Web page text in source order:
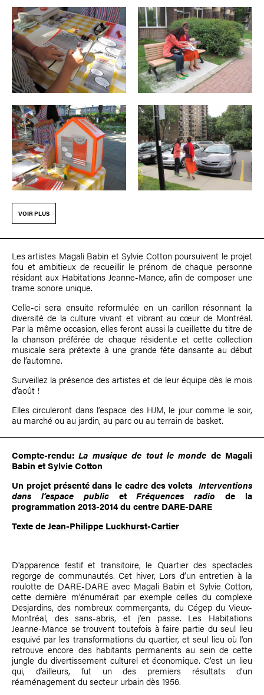
VOIR PLUS
Les artistes Magali Babin etSylvie Cottonpoursuivent le projet
fou et ambitieux de recueillir le prénom de chaque personne
résidant aux Habitations Jeanne-Mance, afin de composer une
trame sonore unique.
Celle-ci sera ensuite reformulée en un carillon résonnant la
diversité de la culture vivant et vibrant au cœur de Montréal.
Par la même occasion, elles feront aussi la cueillette du titre de
la chanson préférée de chaque résident.e et cette collection
musicale sera prétexte à une grande fête dansante au début
de l’automne.
Surveillez la présence des artistes et de leur équipe dès le mois
d’août !
Elles circuleront dans l’espace des HJM, le jour comme le soir,
au marché ou au jardin, au parc ou au terrain de basket.
Compte-rendu:La musique de tout le monde de Magali
Babin etSylvie Cotton
Un projet présenté dans le cadre des volets Interventions
dans l’espace publicetFréquences radio de la
programmation 2013-2014 du centre DARE-DARE
Texte deJean-Philippe Luckhurst-Cartier
D'apparence festif et transitoire, le Quartier des spectacles
regorge de communautés. Cet hiver, Lors d’un entretien à la
roulotte de DARE-DARE avec Magali Babinet Sylvie Cotton,
cette dernière m’énumérait par exemple celles du complexe
Desjardins, des nombreux commerçants, du Cégep du Vieux-
Montréal, des sans-abris, et j'en passe. Les Habitations
Jeanne-Mance se trouvent toutefois à faire partie du seul lieu
esquivé par les transformations du quartier, et seul lieu où l'on
retrouve encore des habitants permanents au sein de cette
jungle du divertissement culturel et économique. C’est un lieu
qui, d’ailleurs, fut un des premiers résultats d’un
réaménagement du secteur urbain dès 1956.